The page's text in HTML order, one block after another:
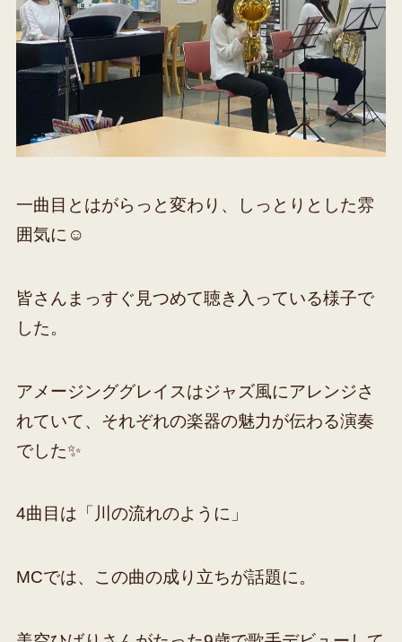
一曲目とはがらっと変わり、しっとりとした雰
囲気に☺️
皆さんまっすぐ見つめて聴き入っている様子で
した。
アメージンググレイスはジャズ風にアレンジさ
れていて、それぞれの楽器の魅力が伝わる演奏
でした✨
4曲目は「川の流れのように」
MCでは、この曲の成り立ちが話題に。